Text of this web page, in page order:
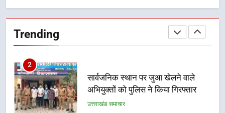
Trending
अभियुक्तों को पुलिस ने किया गिरफ्तार
3
जनकल्याण, रोजगार, शिक्षा, श्रमिक हित
और आधारभूत विकास को नई गति : धामी
कैबिनेट के ऐतिहासिक फैसले
उत्तराखंड समाचार